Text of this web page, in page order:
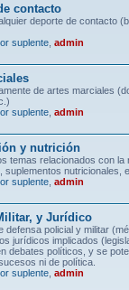
contacto
deporte de contacto
suplente admin
de artes marciales
suplente admin
y nutrición
temas relacionados con la
suplementos nutricionales,
suplente admin
y Jurídico
defensa policial y militar
jurídicos implicados
debates políticos, y se
ni de política.
suplente admin